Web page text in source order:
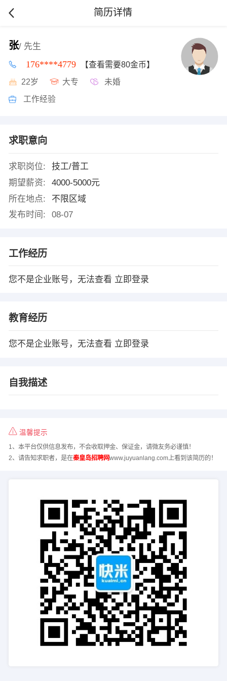
简历详情
张/ 先生
176****4779 【查看需要80金币】
22岁 大专 未婚
工作经验
求职意向
求职岗位:
技工/普工
期望薪资:
4000-5000元
所在地点:
不限区域
发布时间:
08-07
工作经历
您不是企业账号，无法查看 立即登录
教育经历
您不是企业账号，无法查看 立即登录
自我描述
温馨提示
1、本平台仅供信息发布，不会收取押金、保证金，请微友务必谨慎！
2、请告知求职者，是在秦皇岛招聘网www.juyuanlang.com上看到该简历的！